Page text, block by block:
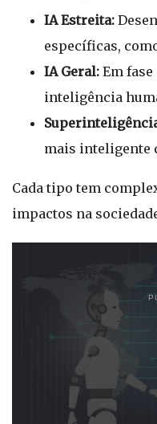
IA Estreita:
específicas,
IA Geral: Em
inteligência
mais inteligente
Cada tipo tem
impactos na